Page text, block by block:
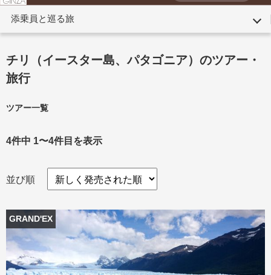
添乗員と巡る旅
コンシェルジ
ュ紹介
お申し込み
の流れ
なさまへ
チリ（イースター島、パタゴニア）のツアー・
旅行
ツアー一覧
4件中 1〜4件目を表示
並び順
GRAND'EX